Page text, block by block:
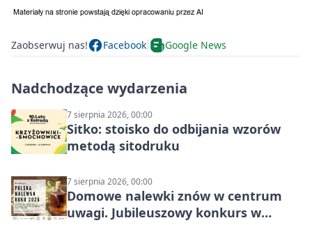
Zaobserwuj nas! Facebook Google News
Nadchodzące wydarzenia
7 sierpnia 2026, 00:00
Sitko: stoisko do odbijania wzorów
metodą sitodruku
7 sierpnia 2026, 00:00
Domowe nalewki znów w centrum
uwagi. Jubileuszowy konkurs w